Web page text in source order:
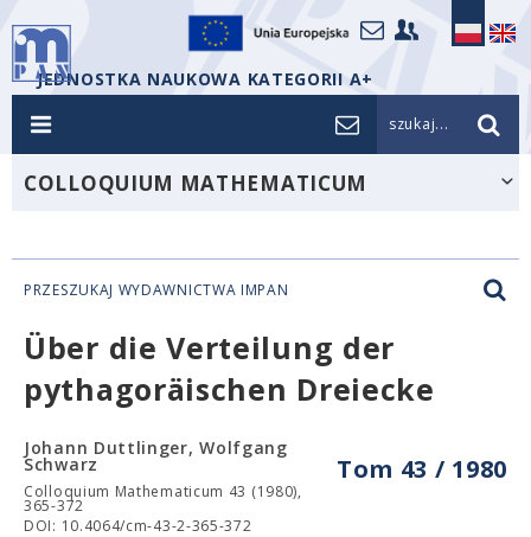
JEDNOSTKA NAUKOWA KATEGORII A+
szukaj...
COLLOQUIUM MATHEMATICUM
PRZESZUKAJ WYDAWNICTWA IMPAN
Über die Verteilung der
pythagoräischen Dreiecke
Tom 43 / 1980
Johann Duttlinger, Wolfgang
Schwarz
Colloquium Mathematicum 43 (1980),
365-372
DOI: 10.4064/cm-43-2-365-372